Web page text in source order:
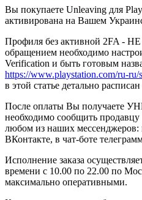
Вы покупаете Unleaving для
активирована на Вашем
Профиля без активной 2FA
обращением необходимо
Verification и быть готовым
https://www.playstation.com/ru-
в этой статье детально
После оплаты Вы получаете
необходимо сообщить
любом из наших мессенджеров:
ВКонтакте, в чат-боте
Исполнение заказа
времени с 10.00 по 22.00 по
максимально оперативными.